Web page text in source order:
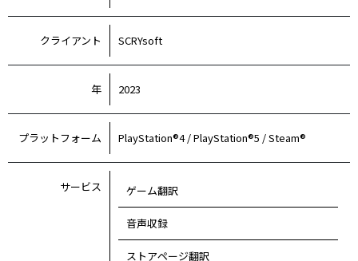
クライアント SCRYsoft
年 2023
プラットフォーム PlayStation®4 / PlayStation®5 / Steam®
サービス ゲーム翻訳
音声収録
ストアページ翻訳